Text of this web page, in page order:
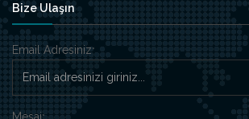
Bize Ulaşın
Email Adresiniz*
Mesaj